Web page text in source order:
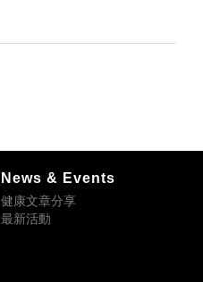
News & Events
健康文章分享
最新活動